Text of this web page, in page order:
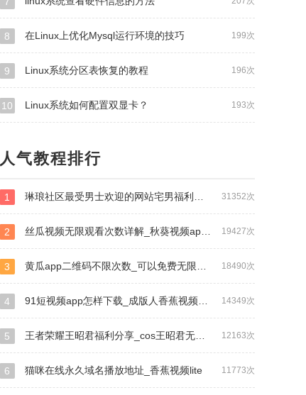
199次
8 在Linux上优化Mysql运行环境的技巧
196次
9 Linux系统分区表恢复的教程
193次
10 Linux系统如何配置双显卡？
人气教程排行
31352次
1 琳琅社区最受男士欢迎的网站宅男福利？琳琅社区600ucom男人最受欢迎_丝瓜视频破解版
19427次
2 丝瓜视频无限观看次数详解_秋葵视频app污下载
18490次
3 黄瓜app二维码不限次数_可以免费无限看污视频的软件
14349次
4 91短视频app怎样下载_成版人香蕉视频app破解版
12163次
5 王者荣耀王昭君福利分享_cos王昭君无遮挡图片_午夜神器18以下不能进
11773次
6 猫咪在线永久域名播放地址_香蕉视频lite